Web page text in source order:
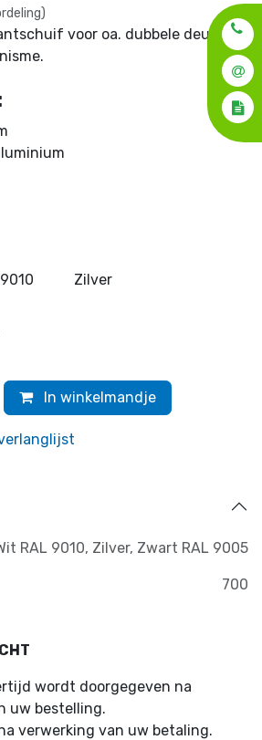
voor oa. dubbele deuren
Zilver
In winkelmandje
RAL 9010, Zilver, Zwart RAL 9005
700
wordt doorgegeven na
uw bestelling.
verwerking van uw betaling.